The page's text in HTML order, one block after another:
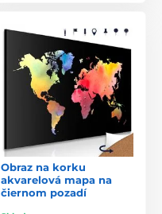
Obraz na korku
akvarelová mapa na
čiernom pozadí